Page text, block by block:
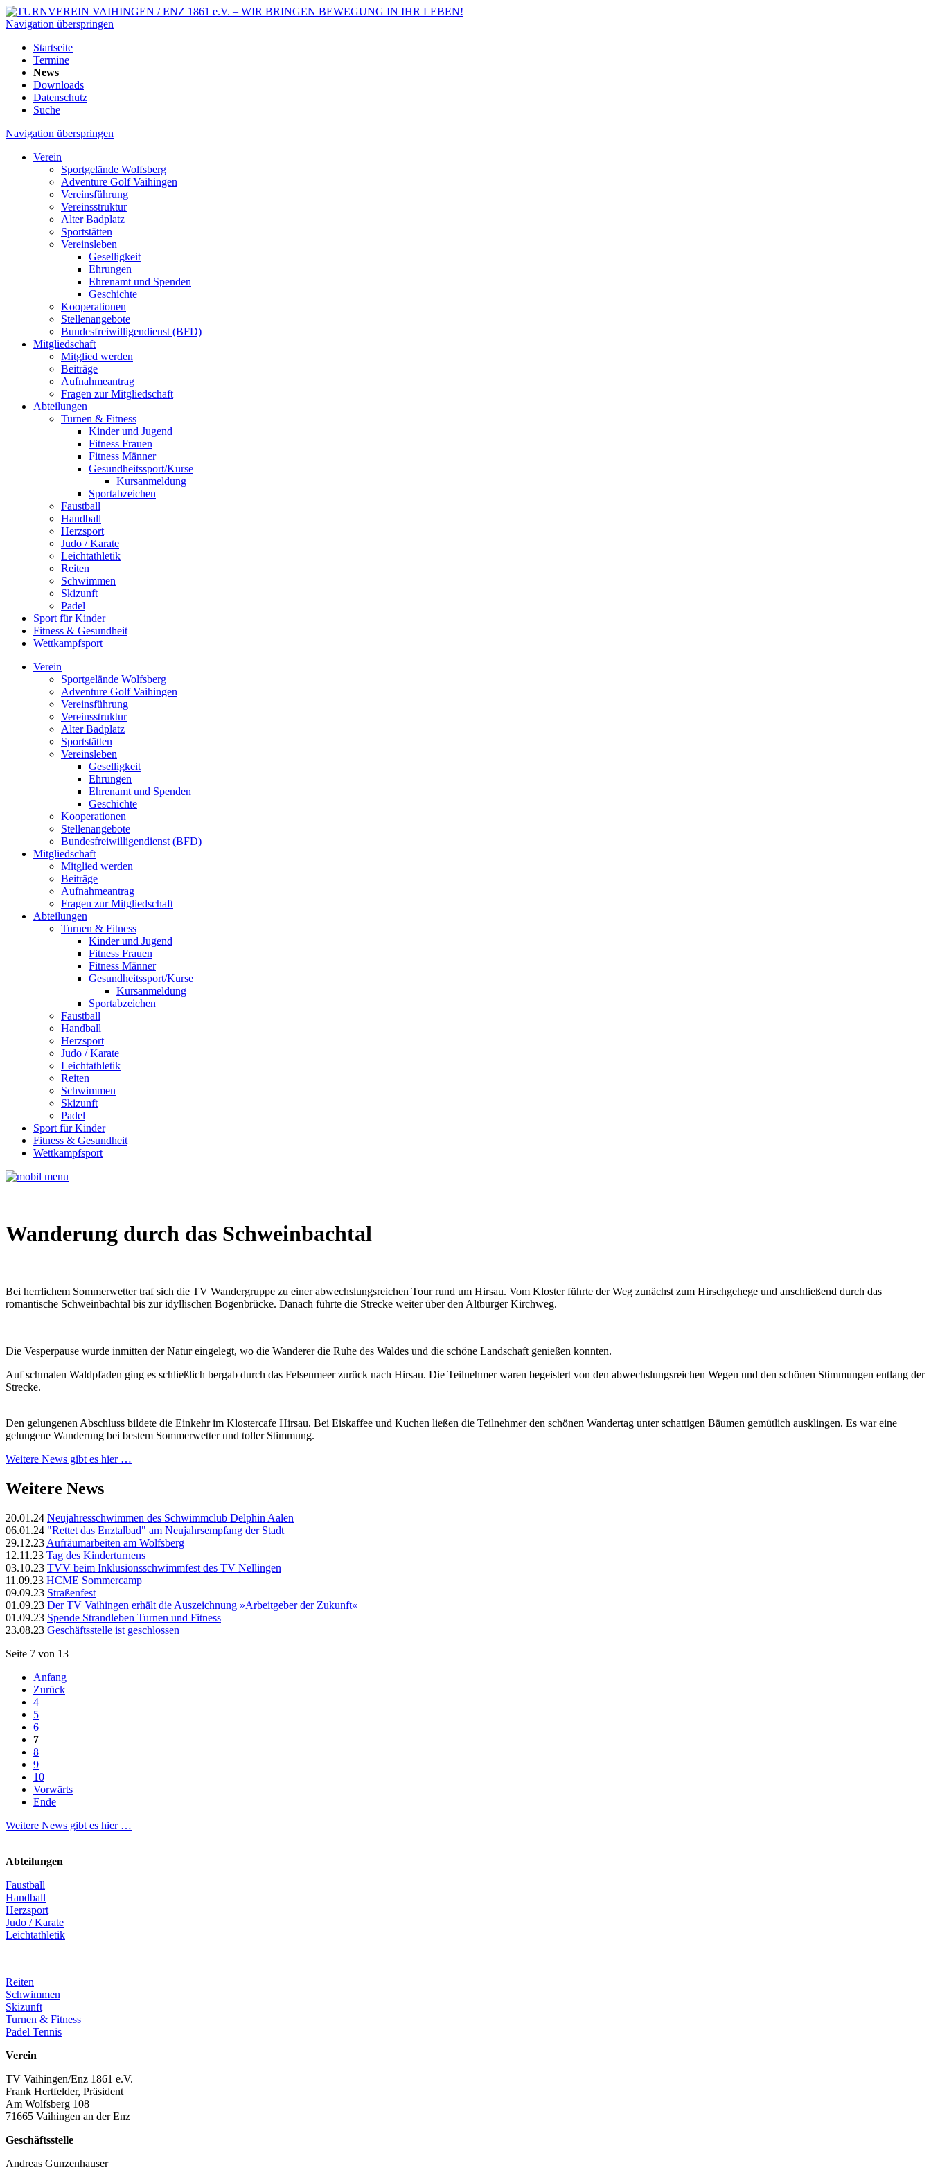
Navigation überspringen
Startseite
Termine
News
Downloads
Datenschutz
Suche
Navigation überspringen
Verein
Sportgelände Wolfsberg
Adventure Golf Vaihingen
Vereinsführung
Vereinsstruktur
Alter Badplatz
Sportstätten
Vereinsleben
Geselligkeit
Ehrungen
Ehrenamt und Spenden
Geschichte
Kooperationen
Stellenangebote
Bundesfreiwilligendienst (BFD)
Mitgliedschaft
Mitglied werden
Beiträge
Aufnahmeantrag
Fragen zur Mitgliedschaft
Abteilungen
Turnen & Fitness
Kinder und Jugend
Fitness Frauen
Fitness Männer
Gesundheitssport/Kurse
Kursanmeldung
Sportabzeichen
Faustball
Handball
Herzsport
Judo / Karate
Leichtathletik
Reiten
Schwimmen
Skizunft
Padel
Sport für Kinder
Fitness & Gesundheit
Wettkampfsport
Verein
Sportgelände Wolfsberg
Adventure Golf Vaihingen
Vereinsführung
Vereinsstruktur
Alter Badplatz
Sportstätten
Vereinsleben
Geselligkeit
Ehrungen
Ehrenamt und Spenden
Geschichte
Kooperationen
Stellenangebote
Bundesfreiwilligendienst (BFD)
Mitgliedschaft
Mitglied werden
Beiträge
Aufnahmeantrag
Fragen zur Mitgliedschaft
Abteilungen
Turnen & Fitness
Kinder und Jugend
Fitness Frauen
Fitness Männer
Gesundheitssport/Kurse
Kursanmeldung
Sportabzeichen
Faustball
Handball
Herzsport
Judo / Karate
Leichtathletik
Reiten
Schwimmen
Skizunft
Padel
Sport für Kinder
Fitness & Gesundheit
Wettkampfsport
Wanderung durch das Schweinbachtal
Bei herrlichem Sommerwetter traf sich die TV Wandergruppe zu einer abwechslungsreichen Tour rund um Hirsau. Vom Kloster führte der Weg zunächst zum Hirschgehege und anschließend durch das
romantische Schweinbachtal bis zur idyllischen Bogenbrücke. Danach führte die Strecke weiter über den Altburger Kirchweg.
Die Vesperpause wurde inmitten der Natur eingelegt, wo die Wanderer die Ruhe des Waldes und die schöne Landschaft genießen konnten.
Auf schmalen Waldpfaden ging es schließlich bergab durch das Felsenmeer zurück nach Hirsau. Die Teilnehmer waren begeistert von den abwechslungsreichen Wegen und den schönen Stimmungen entlang der
Strecke.
Den gelungenen Abschluss bildete die Einkehr im Klostercafe Hirsau. Bei Eiskaffee und Kuchen ließen die Teilnehmer den schönen Wandertag unter schattigen Bäumen gemütlich ausklingen. Es war eine
gelungene Wanderung bei bestem Sommerwetter und toller Stimmung.
Weitere News gibt es hier …
Weitere News
20.01.24 Neujahresschwimmen des Schwimmclub Delphin Aalen
06.01.24 "Rettet das Enztalbad" am Neujahrsempfang der Stadt
29.12.23 Aufräumarbeiten am Wolfsberg
12.11.23 Tag des Kinderturnens
03.10.23 TVV beim Inklusionsschwimmfest des TV Nellingen
11.09.23 HCME Sommercamp
09.09.23 Straßenfest
01.09.23 Der TV Vaihingen erhält die Auszeichnung »Arbeitgeber der Zukunft«
01.09.23 Spende Strandleben Turnen und Fitness
23.08.23 Geschäftsstelle ist geschlossen
Seite 7 von 13
Anfang
Zurück
4
5
6
7
8
9
10
Vorwärts
Ende
Weitere News gibt es hier …
Abteilungen
Faustball
Handball
Herzsport
Judo / Karate
Leichtathletik
Reiten
Schwimmen
Skizunft
Turnen & Fitness
Padel Tennis
Verein
TV Vaihingen/Enz 1861 e.V.
Frank Hertfelder, Präsident
Am Wolfsberg 108
71665 Vaihingen an der Enz
Geschäftsstelle
Andreas Gunzenhauser